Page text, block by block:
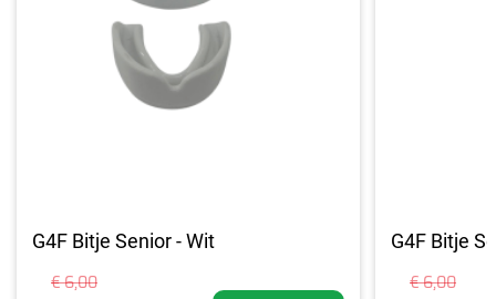
G4F Bitje Senior - Wit
€ 6,00
G4F Bitje
€ 6,00